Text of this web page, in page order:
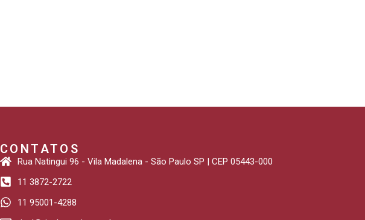
CONTATOS
Rua Natingui 96 - Vila Madalena - São Paulo SP | CEP 05443-000
11 3872-2722
11 95001-4288